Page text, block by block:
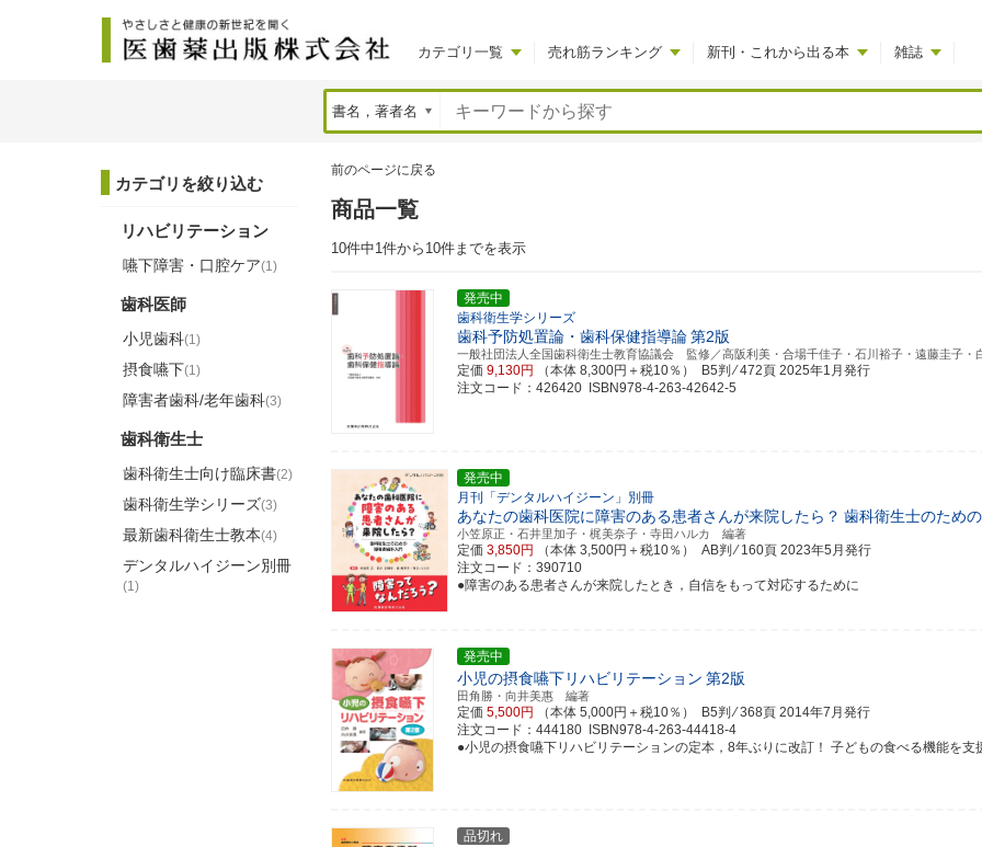
カテゴリ一覧 売れ筋ランキング 新刊・これから出る本 雑誌
前のページに戻る
商品一覧
10件中1件から10件までを表示
発売中
歯科衛生学シリーズ
歯科予防処置論・歯科保健指導論第2版
一般社団法人全国歯科衛生士教育協議会 監修／高阪利美・合場千佳子・石川裕子・遠藤圭子
定価 9,130円 （本体 8,300円＋税10％） B5判 ⁄ 472頁 2025年1月発行
注文コード：426420 ISBN978-4-263-42642-5
発売中
月刊「デンタルハイジーン」別冊
あなたの歯科医院に障害のある患者さんが来院したら？ 歯科衛生士のため
小笠原正・石井里加子・梶美奈子・寺田ハルカ 編著
定価 3,850円 （本体 3,500円＋税10％） AB判 ⁄ 160頁 2023年5月発行
注文コード：390710
●障害のある患者さんが来院したとき，自信をもって対応するために
発売中
小児の摂食嚥下リハビリテーション 第2版
田角勝・向井美惠 編著
定価 5,500円 （本体 5,000円＋税10％） B5判 ⁄ 368頁 2014年7月発行
注文コード：444180 ISBN978-4-263-44418-4
●小児の摂食嚥下リハビリテーションの定本，8年ぶりに改訂！ 子どもの食べる機能を
品切れ
カテゴリを絞り込む
リハビリテーション
嚥下障害・口腔ケア(1)
歯科医師
小児歯科(1)
摂食嚥下(1)
障害者歯科/老年歯科(3)
歯科衛生士
歯科衛生士向け臨床書(2)
歯科衛生学シリーズ(3)
最新歯科衛生士教本(4)
デンタルハイジーン別冊
(1)